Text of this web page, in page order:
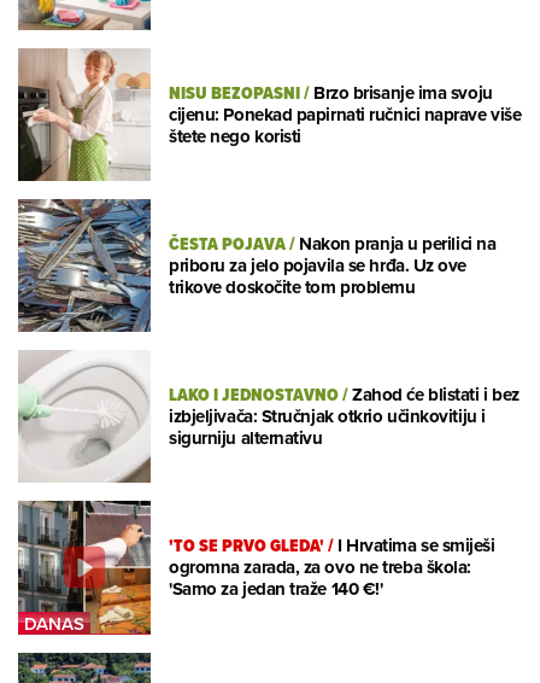
NISU BEZOPASNI/Brzo brisanje ima svoju
cijenu: Ponekad papirnati ručnici naprave više
štete nego koristi
ČESTA POJAVA/Nakon pranja u perilici na
priboru za jelo pojavila se hrđa. Uz ove
trikove doskočite tom problemu
LAKO I JEDNOSTAVNO/Zahod će blistati i bez
izbjeljivača: Stručnjak otkrio učinkovitiju i
sigurniju alternativu
'TO SE PRVO GLEDA'/I Hrvatima se smiješi
ogromna zarada, za ovo ne treba škola:
'Samo za jedan traže 140 €!'